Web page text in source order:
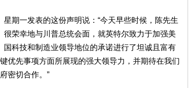
星期一发表的这份声明说：“今天早些时候，陈先生
很荣幸地与川普总统会面，就英特尔致力于加强美
国科技和制造业领导地位的承诺进行了坦诚且富有
优先事项方面所展现的强大领导力，并期待在我们
密切合作。”